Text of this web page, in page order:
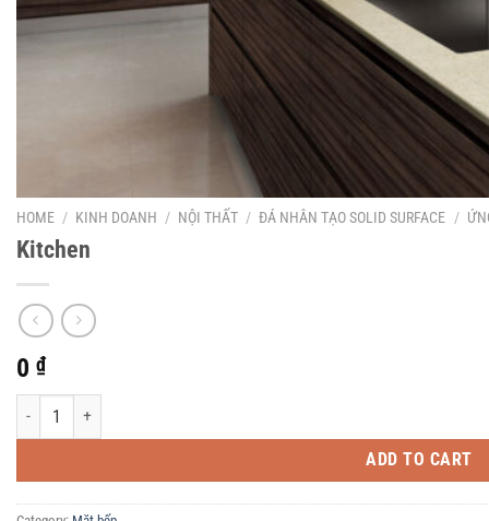
HOME / KINH DOANH / NỘI THẤT / ĐÁ NHÂN TẠO SOLID SURFACE /
Kitchen
0 ₫
Kitchen quantity
ADD TO CART